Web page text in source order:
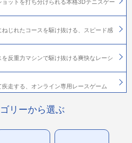
ットを打ち分けられる本格3Dテニスゲー
じれたコースを駆け抜ける、スピード感
反重力マシンで駆け抜ける爽快なレーシ
走する、オンライン専用レースゲーム
リーから選ぶ